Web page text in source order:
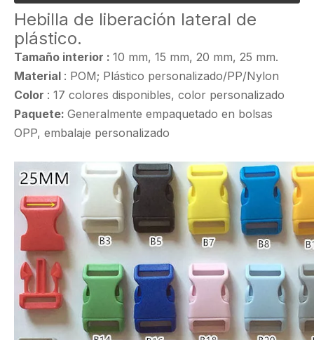
Hebilla de liberación lateral de
plástico.
Tamaño interior : 10 mm, 15 mm, 20 mm, 25 mm.
Material : POM; Plástico personalizado/PP/Nylon
Color : 17 colores disponibles, color personalizado
Paquete: Generalmente empaquetado en bolsas
OPP, embalaje personalizado